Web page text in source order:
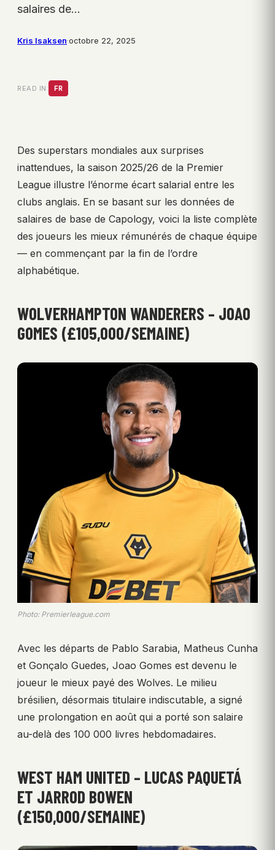
salaires de…
Kris Isaksen·octobre 22, 2025
READ IN: FR
Des superstars mondiales aux surprises
inattendues, la saison 2025/26 de la Premier
League illustre l’énorme écart salarial entre les
clubs anglais. En se basant sur les données de
salaires de base de Capology, voici la liste complète
des joueurs les mieux rémunérés de chaque équipe
— en commençant par la fin de l’ordre
alphabétique.
WOLVERHAMPTON WANDERERS – JOAO
GOMES (£105,000/SEMAINE)
Photo: Premierleague.com
Avec les départs de Pablo Sarabia, Matheus Cunha
et Gonçalo Guedes, Joao Gomes est devenu le
joueur le mieux payé des Wolves. Le milieu
brésilien, désormais titulaire indiscutable, a signé
une prolongation en août qui a porté son salaire
au-delà des 100 000 livres hebdomadaires.
WEST HAM UNITED – LUCAS PAQUETÁ
ET JARROD BOWEN
(£150,000/SEMAINE)